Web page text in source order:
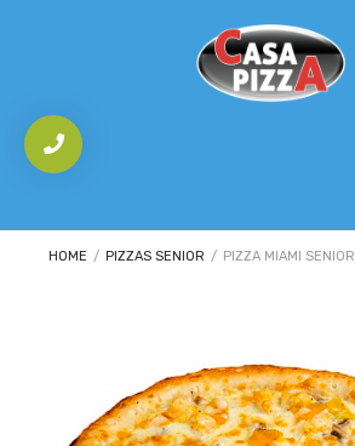
HOME / PIZZAS SENIOR / PIZZA MIAMI SENIOR